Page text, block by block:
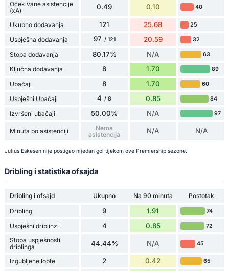
Očekivane asistencije
(xA)
0.49 0.10 40
Ukupno dodavanja 121 25.68 25
Uspješna dodavanja 97 / 121 20.59 32
Stopa dodavanja 80.17% N/A 63
Ključna dodavanja 8 1.70 89
Ubačaji 8 1.70 60
Uspješni Ubačaji 4 / 8 0.85 84
Izvršeni ubačaji 50.00% N/A 97
Minuta po asistenciji
Nema
asistencija
N/A N/A
Julius Eskesen nije postigao nijedan gol tijekom ove Premiership sezone.
Dribling i statistika ofsajda
Dribling i ofsajd Ukupno Na 90 minuta
Postotak
Dribling
9 1.91 74
Uspješni driblinzi 4 0.85 72
Stopa uspješnosti
driblinga
44.44% N/A 45
Izgubljene lopte 2 0.42 65